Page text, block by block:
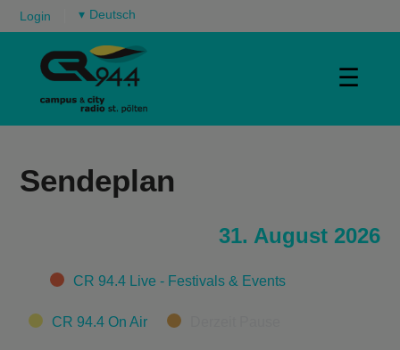
Login ▾
☰
Sendeplan
31. August 2026
CategoriesCR 94.4 Live - Festivals & Events
CR 94.4 On Air